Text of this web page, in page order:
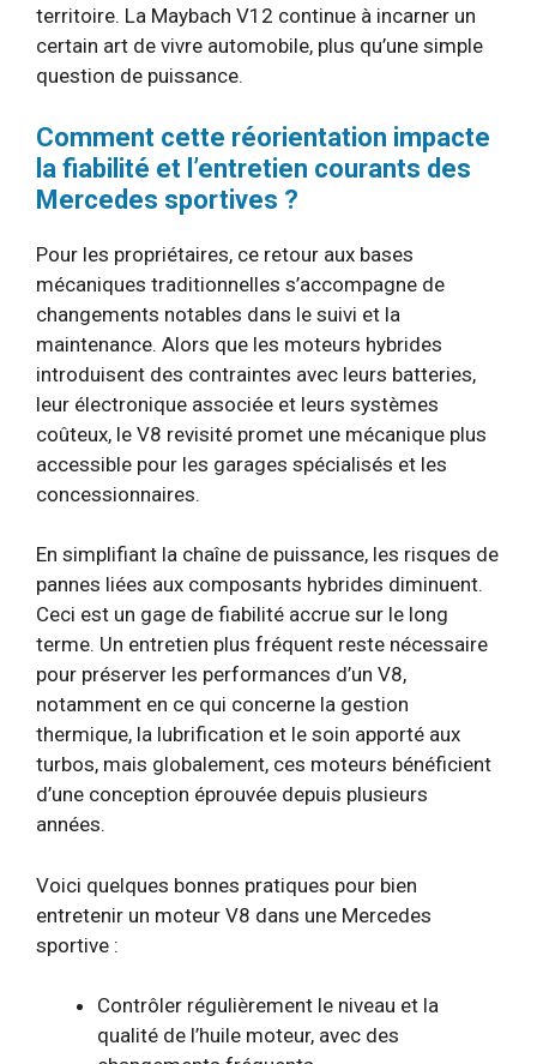
territoire. La Maybach V12 continue à incarner un
certain art de vivre automobile, plus qu’une simple
question de puissance.
Comment cette réorientation impacte
la fiabilité et l’entretien courants des
Mercedes sportives ?
Pour les propriétaires, ce retour aux bases
mécaniques traditionnelles s’accompagne de
changements notables dans le suivi et la
maintenance. Alors que les moteurs hybrides
introduisent des contraintes avec leurs batteries,
leur électronique associée et leurs systèmes
coûteux, le V8 revisité promet une mécanique plus
accessible pour les garages spécialisés et les
concessionnaires.
En simplifiant la chaîne de puissance, les risques de
pannes liées aux composants hybrides diminuent.
Ceci est un gage de fiabilité accrue sur le long
terme. Un entretien plus fréquent reste nécessaire
pour préserver les performances d’un V8,
notamment en ce qui concerne la gestion
thermique, la lubrification et le soin apporté aux
turbos, mais globalement, ces moteurs bénéficient
d’une conception éprouvée depuis plusieurs
années.
Voici quelques bonnes pratiques pour bien
entretenir un moteur V8 dans une Mercedes
sportive :
Contrôler régulièrement le niveau et la
qualité de l’huile moteur, avec des